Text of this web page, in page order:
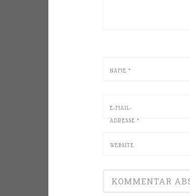
NAME *
E-MAIL-
ADRESSE *
WEBSITE